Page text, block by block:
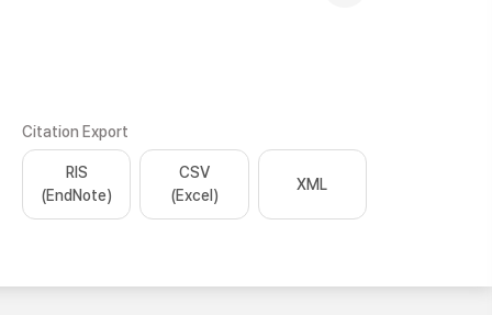
Citation Export
RIS
(EndNote)
CSV
(Excel)
XML